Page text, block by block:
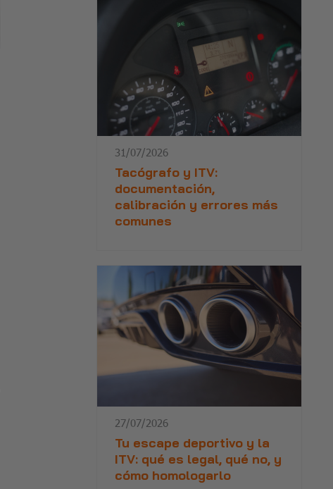
31/07/2026
Tacógrafo y ITV:
documentación,
calibración y errores más
comunes
27/07/2026
Tu escape deportivo y la
ITV: qué es legal, qué no, y
cómo homologarlo